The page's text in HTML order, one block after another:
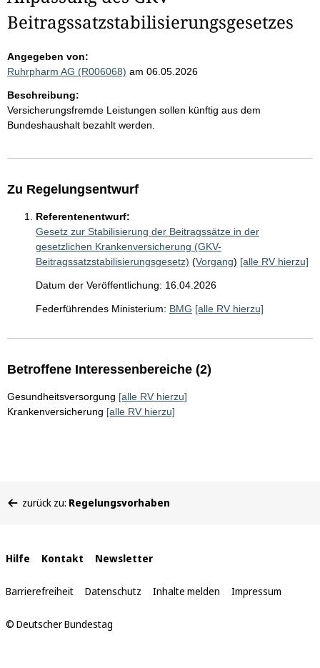
Beitragssatzstabilisierungsgesetzes
Angegeben von:
Ruhrpharm AG (R006068) am 06.05.2026
Beschreibung:
Versicherungsfremde Leistungen sollen künftig aus dem
Bundeshaushalt bezahlt werden.
Zu Regelungsentwurf
Referentenentwurf:
Gesetz zur Stabilisierung der Beitragssätze in der
gesetzlichen Krankenversicherung (GKV-
Beitragssatzstabilisierungsgesetz) (Vorgang) [alle RV hierzu]
Datum der Veröffentlichung: 16.04.2026
Federführendes Ministerium: BMG [alle RV hierzu]
Betroffene Interessenbereiche (2)
Gesundheitsversorgung [alle RV hierzu]
Krankenversicherung [alle RV hierzu]
befinden
zurück zu: Regelungsvorhaben
Interne
Links
Hilfe Kontakt Newsletter
Barrierefreiheit Datenschutz Inhalte melden Impressum
© Deutscher Bundestag